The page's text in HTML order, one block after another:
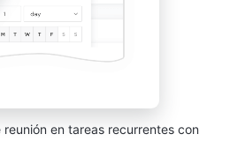
en tareas recurrentes con